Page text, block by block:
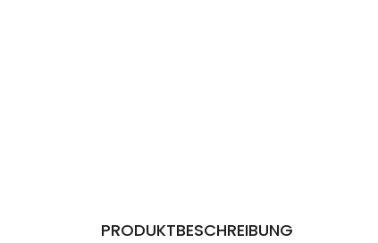
PRODUKTBESCHREIBUNG